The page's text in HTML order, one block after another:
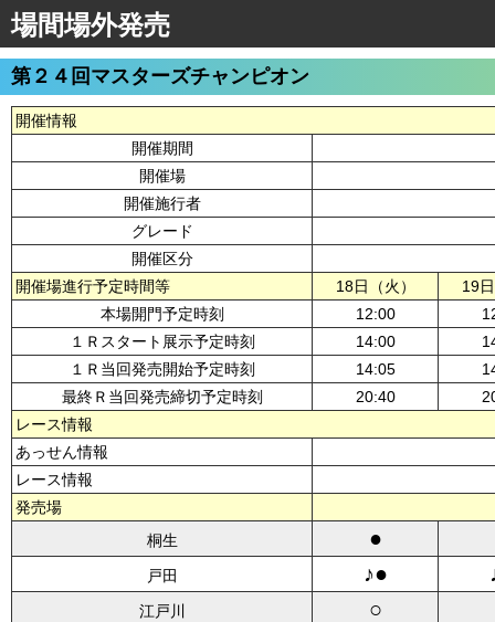
場間場外発売
第２４回マスターズチャンピオン
開催情報
開催期間
開催場
開催施行者
グレード
開催区分
開催場進行予定時間等
18日（火）
19
本場開門予定時刻
12:00
１Ｒスタート展示予定時刻
14:00
１Ｒ当回発売開始予定時刻
14:05
最終Ｒ当回発売締切予定時刻
20:40
レース情報
あっせん情報
レース情報
発売場
桐生
●
戸田 ♪●
江戸川 ○